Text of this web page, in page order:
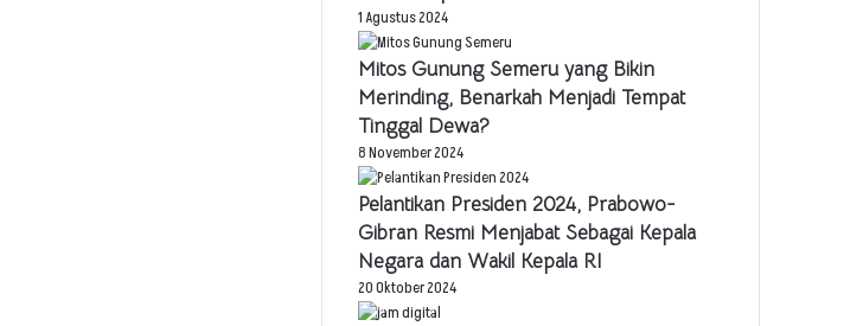
1 Agustus 2024
Mitos Gunung Semeru yang Bikin
Merinding, Benarkah Menjadi Tempat
Tinggal Dewa?
8 November 2024
Pelantikan Presiden 2024, Prabowo-
Gibran Resmi Menjabat Sebagai Kepala
Negara dan Wakil Kepala RI
20 Oktober 2024